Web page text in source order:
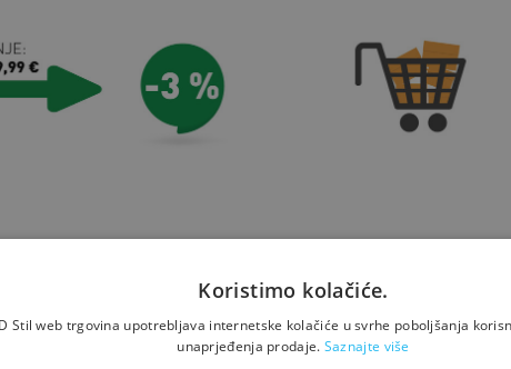
koji se brzo i jednostvano postavlja, a koristi se za
Koristimo kolačiće.
Stil web trgovina upotrebljava internetske kolačiće u svrhe poboljšanja
unaprjeđenja prodaje. Saznajte više